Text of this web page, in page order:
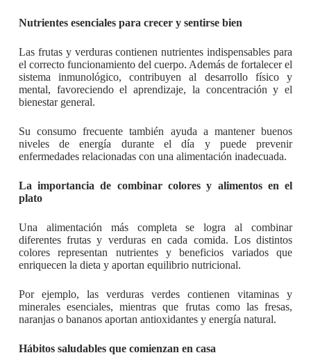
Nutrientes esenciales para crecer y sentirse bien
Las frutas y verduras contienen nutrientes indispensables para
el correcto funcionamiento del cuerpo. Además de fortalecer el
sistema inmunológico, contribuyen al desarrollo físico y
mental, favoreciendo el aprendizaje, la concentración y el
bienestar general.
Su consumo frecuente también ayuda a mantener buenos
niveles de energía durante el día y puede prevenir
enfermedades relacionadas con una alimentación inadecuada.
La importancia de combinar colores y alimentos en el
plato
Una alimentación más completa se logra al combinar
diferentes frutas y verduras en cada comida. Los distintos
colores representan nutrientes y beneficios variados que
enriquecen la dieta y aportan equilibrio nutricional.
Por ejemplo, las verduras verdes contienen vitaminas y
minerales esenciales, mientras que frutas como las fresas,
naranjas o bananos aportan antioxidantes y energía natural.
Hábitos saludables que comienzan en casa